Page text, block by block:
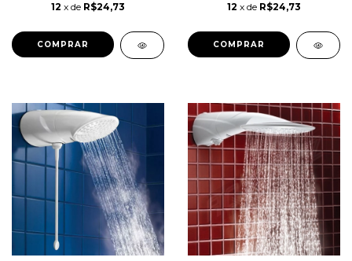
12 x de R$24,73 12 x de R$24,73